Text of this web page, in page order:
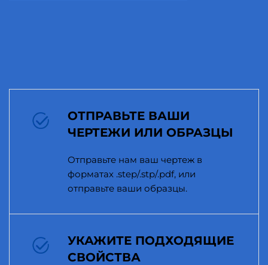
ОТПРАВЬТЕ ВАШИ
ЧЕРТЕЖИ ИЛИ ОБРАЗЦЫ
Отправьте нам ваш чертеж в
форматах .step/.stp/.pdf, или
отправьте ваши образцы.
УКАЖИТЕ ПОДХОДЯЩИЕ
СВОЙСТВА